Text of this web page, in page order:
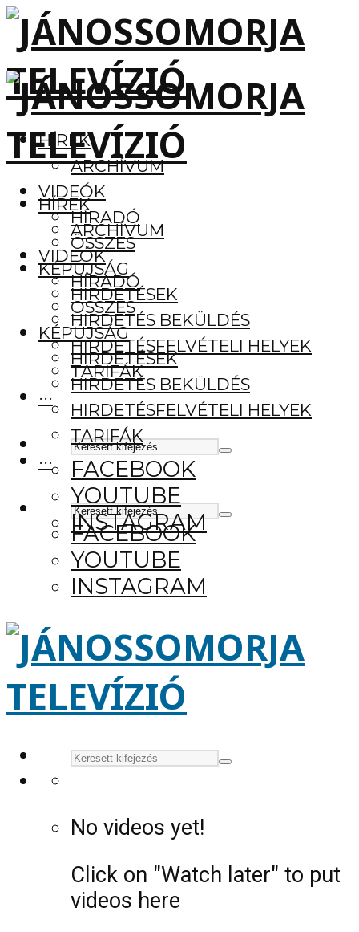
HÍREK
ARCHÍVUM
VIDEÓK
HÍRADÓ
ÖSSZES
KÉPÚJSÁG
HIRDETÉSEK
HIRDETÉS BEKÜLDÉS
HIRDETÉSFELVÉTELI HELYEK
TARIFÁK
···
FACEBOOK
YOUTUBE
INSTAGRAM
HÍREK
ARCHÍVUM
VIDEÓK
HÍRADÓ
ÖSSZES
KÉPÚJSÁG
HIRDETÉSEK
HIRDETÉS BEKÜLDÉS
HIRDETÉSFELVÉTELI HELYEK
TARIFÁK
···
FACEBOOK
YOUTUBE
INSTAGRAM
No videos yet!
Click on "Watch later" to put
videos here